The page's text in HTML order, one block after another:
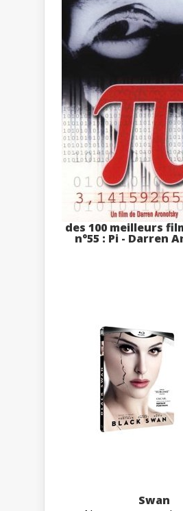
des 100 meilleurs
n°55 : Pi - Darren
Swan